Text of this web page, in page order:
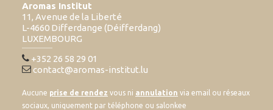
Aromas Institut
11, Avenue de la Liberté
L-4660 Differdange (Déifferdang)
LUXEMBOURG
+352 26 58 29 01
contact@aromas-institut.lu
Aucune prise de rendez vous ni annulation via email ou réseaux
sociaux, uniquement par téléphone ou salonkee